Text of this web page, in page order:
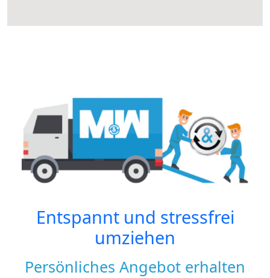
Entspannt und stressfrei
umziehen
Persönliches Angebot erhalten